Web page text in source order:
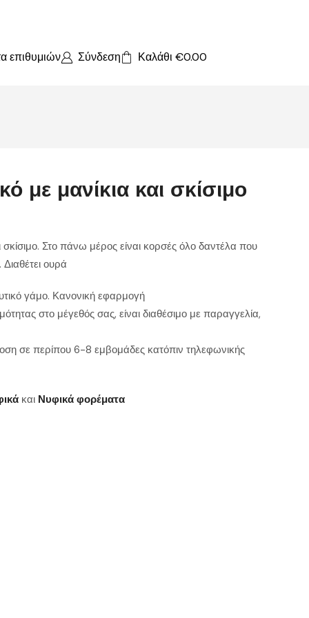
επιθυμιών Σύνδεση Καλάθι €0.00
με μανίκια και σκίσιμο
σκίσιμο. Στο πάνω μέρος είναι κορσές όλο δαντέλα που
ουρά
γάμο. Κανονική εφαρμογή
στο μέγεθός σας, είναι διαθέσιμο με παραγγελία,
σε περίπου 6-8 εμβομάδες κατόπιν τηλεφωνικής
και Νυφικά φορέματα